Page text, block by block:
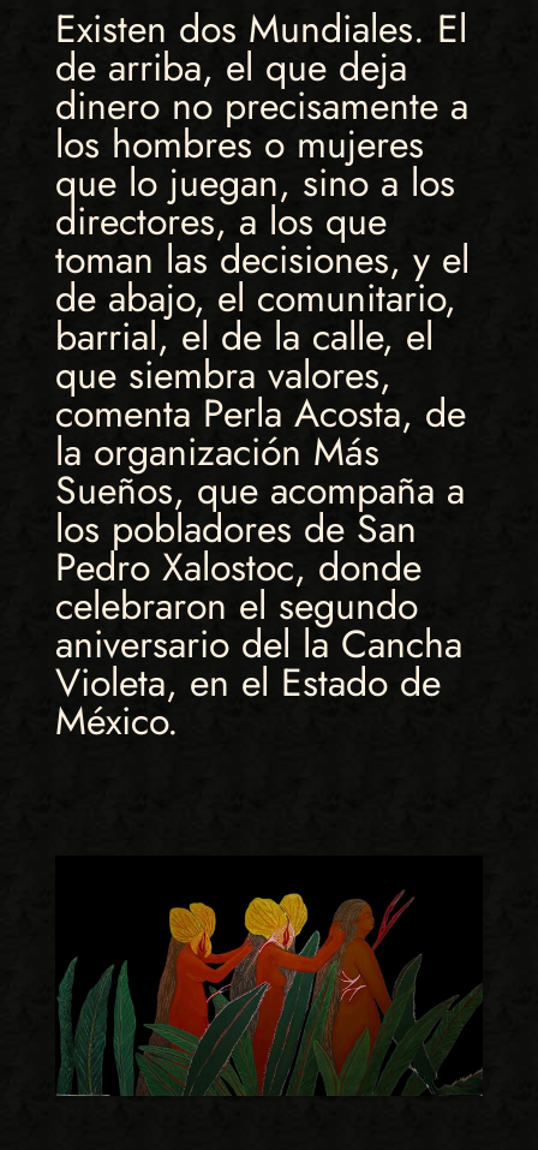
Existen dos Mundiales. El
de arriba, el que deja
dinero no precisamente a
los hombres o mujeres
que lo juegan, sino a los
directores, a los que
toman las decisiones, y el
de abajo, el comunitario,
barrial, el de la calle, el
que siembra valores,
comenta Perla Acosta, de
la organización Más
Sueños, que acompaña a
los pobladores de San
Pedro Xalostoc, donde
celebraron el segundo
aniversario del la Cancha
Violeta, en el Estado de
México.